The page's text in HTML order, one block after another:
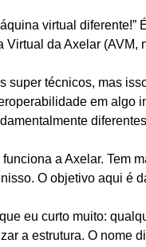
virtual
Virtual da Axelar (AVM,
super técnicos, mas
em algo
a Axelar. Tem
O objetivo aqui é
eu curto muito:
a estrutura. O nome